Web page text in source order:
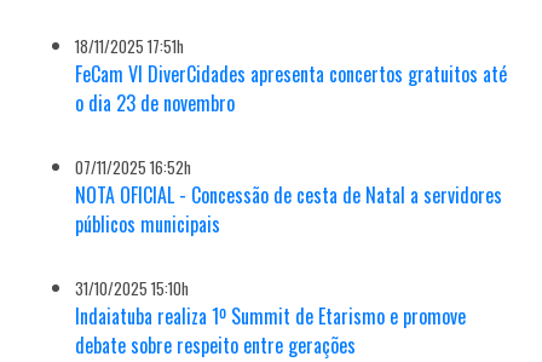
18/11/2025 17:51h
FeCam VI DiverCidades apresenta concertos gratuitos até
o dia 23 de novembro
07/11/2025 16:52h
NOTA OFICIAL - Concessão de cesta de Natal a servidores
públicos municipais
31/10/2025 15:10h
Indaiatuba realiza 1º Summit de Etarismo e promove
debate sobre respeito entre gerações